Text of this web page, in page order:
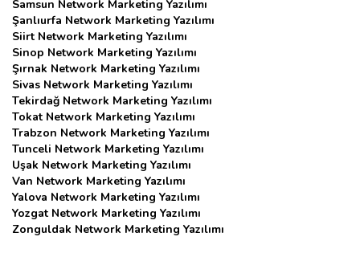
Samsun Network Marketing Yazılımı
Şanlıurfa Network Marketing Yazılımı
Siirt Network Marketing Yazılımı
Sinop Network Marketing Yazılımı
Şırnak Network Marketing Yazılımı
Sivas Network Marketing Yazılımı
Tekirdağ Network Marketing Yazılımı
Tokat Network Marketing Yazılımı
Trabzon Network Marketing Yazılımı
Tunceli Network Marketing Yazılımı
Uşak Network Marketing Yazılımı
Van Network Marketing Yazılımı
Yalova Network Marketing Yazılımı
Yozgat Network Marketing Yazılımı
Zonguldak Network Marketing Yazılımı